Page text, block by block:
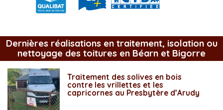
Dernières réalisations en traitement, isolation ou
nettoyage des toitures en Béarn et Bigorre
Traitement des solives en bois
contre les vrillettes et les
capricornes au Presbytère d’Arudy